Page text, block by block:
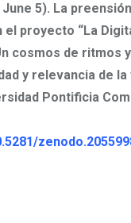
June 5). La
proyecto “La
cosmos de ritmos
y relevancia de
Pontificia